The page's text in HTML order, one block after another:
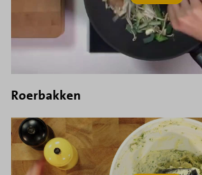
Roerbakken